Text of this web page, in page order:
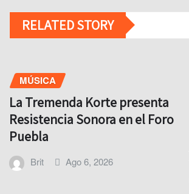
RELATED STORY
MÚSICA
La Tremenda Korte presenta
Resistencia Sonora en el Foro
Puebla
Brit Ago 6, 2026